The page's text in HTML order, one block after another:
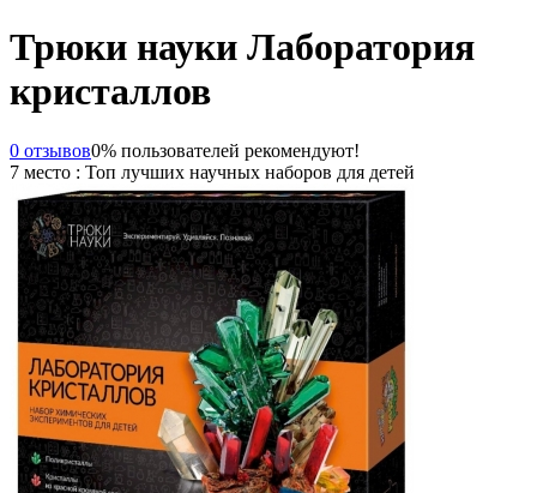
Трюки науки Лаборатория
кристаллов
0 отзывов0% пользователей рекомендуют!
7 место : Топ лучших научных наборов для детей